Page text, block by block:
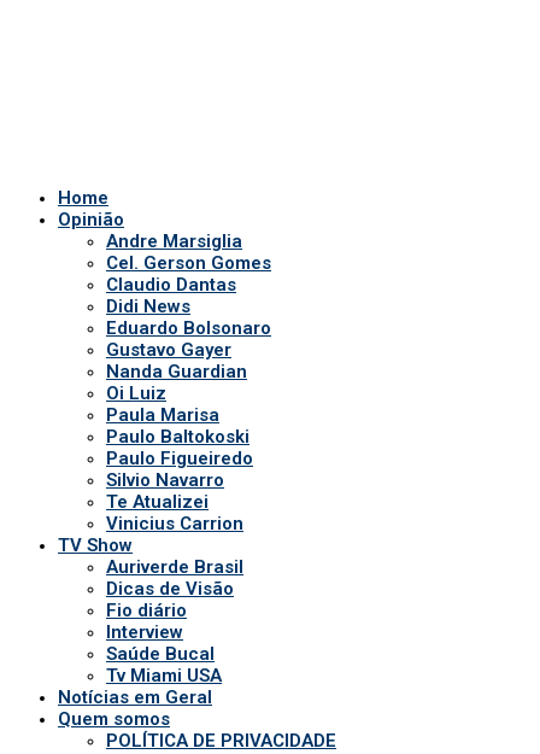
Vinicius Carrion
TV Show
Auriverde Brasil
Dicas de Visão
Fio diário
Interview
Saúde Bucal
Tv Miami USA
Notícias em Geral
Quem somos
POLÍTICA DE PRIVACIDADE
APP DA TV
Comerciais
Ao vivo
Patronos